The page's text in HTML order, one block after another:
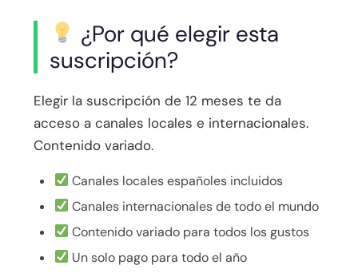
¿Por qué elegir esta
suscripción?
Elegir la suscripción de 12 meses te da
acceso a canales locales e internacionales.
Contenido variado.
Canales locales españoles incluidos
Canales internacionales de todo el mundo
Contenido variado para todos los gustos
Un solo pago para todo el año